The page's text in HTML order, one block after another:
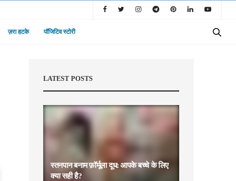
ज़रा हटके पॉजिटिव स्टोरी
LATEST POSTS
स्तनपान बनाम फ़ॉर्मूला दूध: आपके बच्चे के लिए
क्या सही है?